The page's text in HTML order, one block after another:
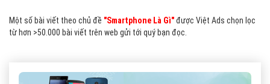
Một số bài viết theo chủ đề "Smartphone Là Gì"được Việt Ads chọn lọc
từ hơn >50.000 bài viết trên web gửi tới quý bạn đọc.